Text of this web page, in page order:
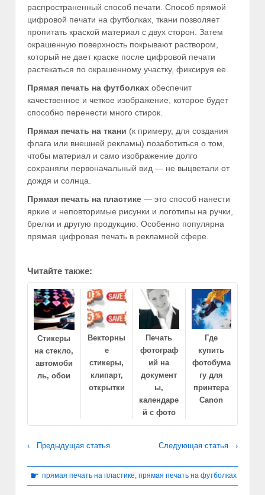
распространенный способ печати. Способ прямой
цифровой печати на футболках, ткани позволяет
пропитать краской материал с двух сторон. Затем
окрашенную поверхность покрывают раствором,
который не дает краске после цифровой печати
растекаться по окрашенному участку, фиксируя ее.
Прямая печать на футболках обеспечит
качественное и четкое изображение, которое будет
способно перенести много стирок.
Прямая печать на ткани (к примеру, для создания
флага или внешней рекламы) позаботиться о том,
чтобы материал и само изображение долго
сохраняли первоначальный вид — не выцветали от
дождя и солнца.
Прямая печать на пластике — это способ нанести
яркие и неповторимые рисунки и логотипы на ручки,
брелки и другую продукцию. Особенно популярна
прямая цифровая печать в рекламной сфере.
Читайте также:
Стикеры
на стекло,
автомоби
ль, обои
Векторны
е
стикеры,
клипарт,
открытки
Печать
фотограф
ий на
документ
ы,
календаре
й с фото
Где
купить
фотобума
гу для
принтера
Canon
‹ Предыдущая статья Следующая статья ›
☛ прямая печать на пластике, прямая печать на футболках